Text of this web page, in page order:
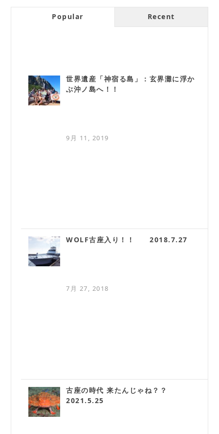
Popular Recent
世界遺産「神宿る島」：玄界灘に浮か
ぶ沖ノ島へ！！
9月 11, 2019
WOLF古座入り！！ 2018.7.27
7月 27, 2018
古座の時代 来たんじゃね？？
2021.5.25